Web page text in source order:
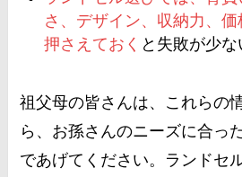
さ、デザイン、収納力、
押さえておく と失敗が少な
祖父母の皆さんは、これらの
ら、お孫さんのニーズに合っ
であげてください。ランドセ